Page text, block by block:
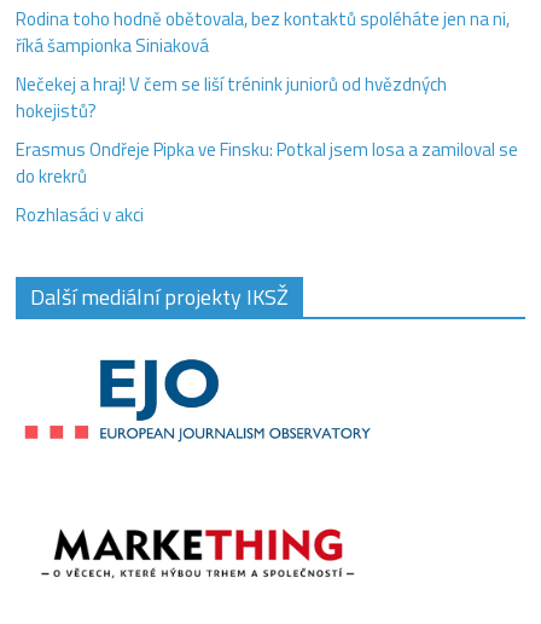
Rodina toho hodně obětovala, bez kontaktů spoléháte jen na ni,
říká šampionka Siniaková
Nečekej a hraj! V čem se liší trénink juniorů od hvězdných
hokejistů?
Erasmus Ondřeje Pipka ve Finsku: Potkal jsem losa a zamiloval se
do krekrů
Rozhlasáci v akci
Další mediální projekty IKSŽ